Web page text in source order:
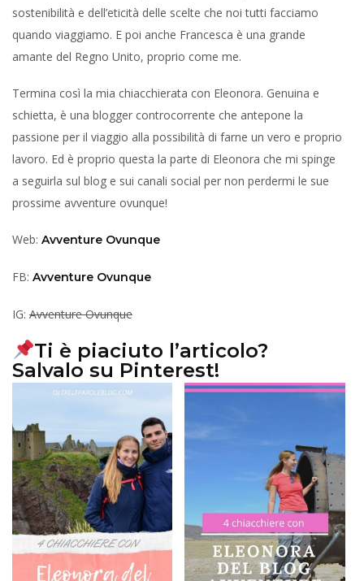
sostenibilità e dell’eticità delle scelte che noi tutti facciamo
quando viaggiamo. E poi anche Francesca è una grande
amante del Regno Unito, proprio come me.
Termina così la mia chiacchierata con Eleonora. Genuina e
schietta, è una blogger controcorrente che antepone la
passione per il viaggio alla possibilità di farne un vero e proprio
lavoro. Ed è proprio questa la parte di Eleonora che mi spinge
a seguirla sul blog e sui canali social per non perdermi le sue
prossime avventure ovunque!
Web: Avventure Ovunque
FB: Avventure Ovunque
IG: Avventure Ovunque
Ti è piaciuto l’articolo?
Salvalo su Pinterest!